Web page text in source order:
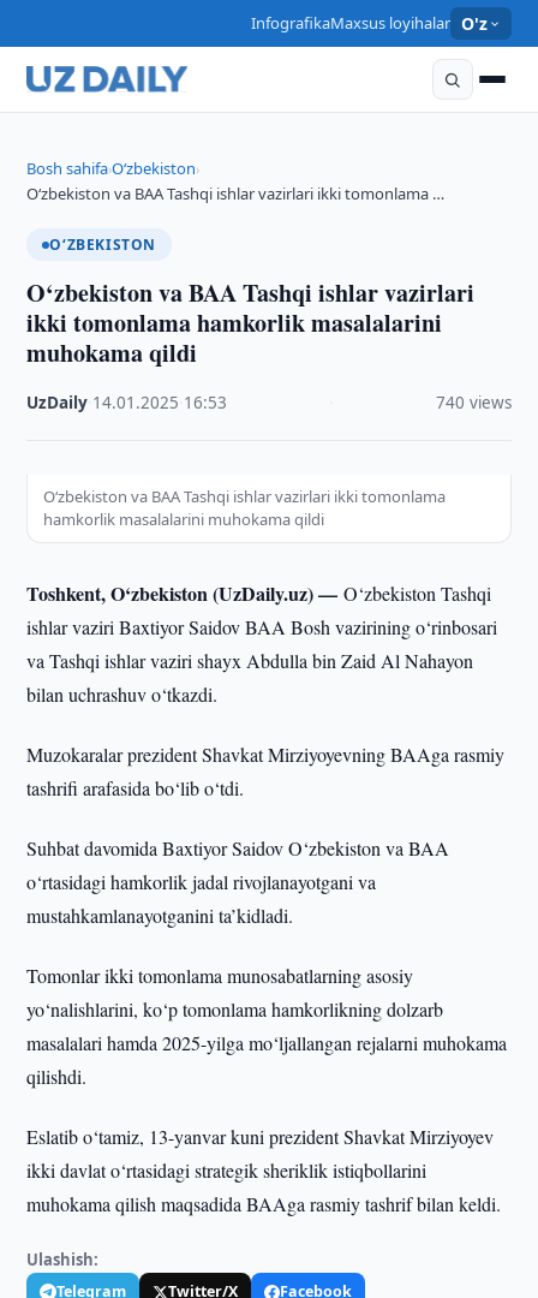
InfografikaMaxsus loyihalar O'z
Bosh sahifa›O‘zbekiston›
O‘zbekiston va BAA Tashqi ishlar vazirlari ikki tomonlama …
O‘ZBEKISTON
O‘zbekiston va BAA Tashqi ishlar vazirlari
ikki tomonlama hamkorlik masalalarini
muhokama qildi
UzDaily 14.01.2025 16:53 740 views
O‘zbekiston va BAA Tashqi ishlar vazirlari ikki tomonlama
hamkorlik masalalarini muhokama qildi
Toshkent, O‘zbekiston (UzDaily.uz) —O‘zbekiston Tashqi
ishlar vaziri Baxtiyor Saidov BAA Bosh vazirining o‘rinbosari
va Tashqi ishlar vaziri shayx Abdulla bin Zaid Al Nahayon
bilan uchrashuv o‘tkazdi.
Muzokaralar prezident Shavkat Mirziyoyevning BAAga rasmiy
tashrifi arafasida bo‘lib o‘tdi.
Suhbat davomida Baxtiyor Saidov O‘zbekiston va BAA
o‘rtasidagi hamkorlik jadal rivojlanayotgani va
mustahkamlanayotganini ta’kidladi.
Tomonlar ikki tomonlama munosabatlarning asosiy
yo‘nalishlarini, ko‘p tomonlama hamkorlikning dolzarb
masalalari hamda 2025-yilga mo‘ljallangan rejalarni muhokama
qilishdi.
Eslatib o‘tamiz, 13-yanvar kuni prezident Shavkat Mirziyoyev
ikki davlat o‘rtasidagi strategik sheriklik istiqbollarini
muhokama qilish maqsadida BAAga rasmiy tashrif bilan keldi.
Ulashish:
Telegram Twitter/X
Facebook